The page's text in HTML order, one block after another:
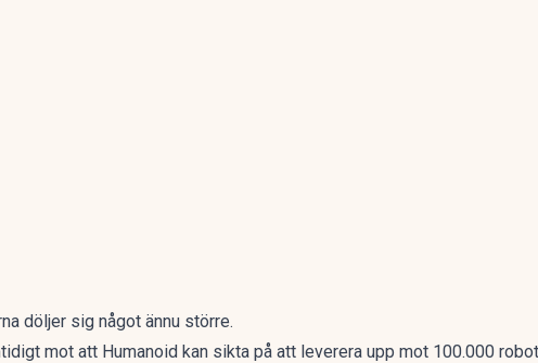
döljer sig något ännu större.
mot att Humanoid kan sikta på att leverera upp mot 100.000